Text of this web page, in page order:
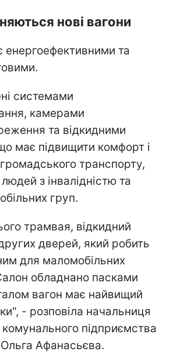
нові вагони
енергоефективними та
системами
камерами
та відкидними
має підвищити комфорт і
транспорту,
з інвалідністю та
груп.
трамвая, відкидний
дверей, який робить
для маломобільних
обладнано пасками
вагон має найвищий
- розповіла начальниця
комунального підприємства
Афанасьєва.